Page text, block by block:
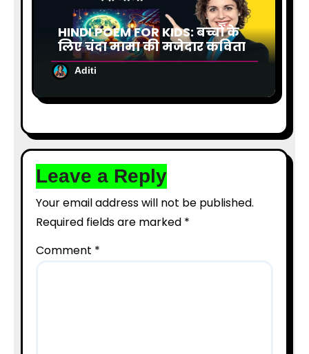
HINDI POEM FOR KIDS: बच्चों के
लिए चंदा मामा की मजेदार कविता
Aditi
Leave a Reply
Your email address will not be published.
Required fields are marked *
Comment *